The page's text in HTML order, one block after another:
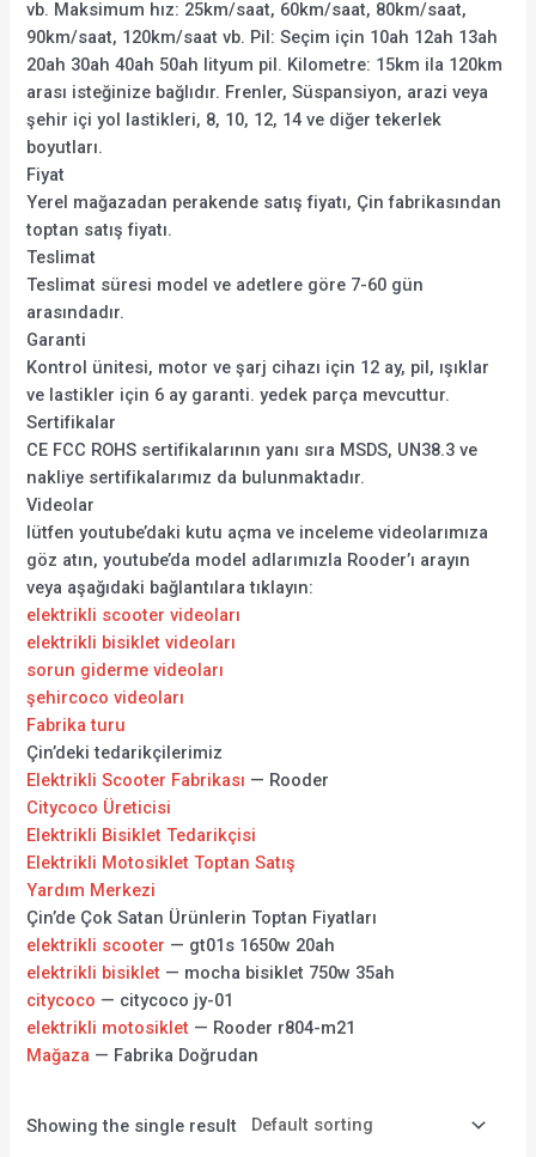
vb. Maksimum hız: 25km/saat, 60km/saat, 80km/saat,
90km/saat, 120km/saat vb. Pil: Seçim için 10ah 12ah 13ah
20ah 30ah 40ah 50ah lityum pil. Kilometre: 15km ila 120km
arası isteğinize bağlıdır. Frenler, Süspansiyon, arazi veya
şehir içi yol lastikleri, 8, 10, 12, 14 ve diğer tekerlek
boyutları.
Fiyat
Yerel mağazadan perakende satış fiyatı, Çin fabrikasından
toptan satış fiyatı.
Teslimat
Teslimat süresi model ve adetlere göre 7-60 gün
arasındadır.
Garanti
Kontrol ünitesi, motor ve şarj cihazı için 12 ay, pil, ışıklar
ve lastikler için 6 ay garanti. yedek parça mevcuttur.
Sertifikalar
CE FCC ROHS sertifikalarının yanı sıra MSDS, UN38.3 ve
nakliye sertifikalarımız da bulunmaktadır.
Videolar
lütfen youtube’daki kutu açma ve inceleme videolarımıza
göz atın, youtube’da model adlarımızla Rooder’ı arayın
veya aşağıdaki bağlantılara tıklayın:
elektrikli scooter videoları
elektrikli bisiklet videoları
sorun giderme videoları
şehircoco videoları
Fabrika turu
Çin’deki tedarikçilerimiz
Elektrikli Scooter Fabrikası — Rooder
Citycoco Üreticisi
Elektrikli Bisiklet Tedarikçisi
Elektrikli Motosiklet Toptan Satış
Yardım Merkezi
Çin’de Çok Satan Ürünlerin Toptan Fiyatları
elektrikli scooter — gt01s 1650w 20ah
elektrikli bisiklet — mocha bisiklet 750w 35ah
citycoco — citycoco jy-01
elektrikli motosiklet — Rooder r804-m21
Mağaza — Fabrika Doğrudan
Showing the single result